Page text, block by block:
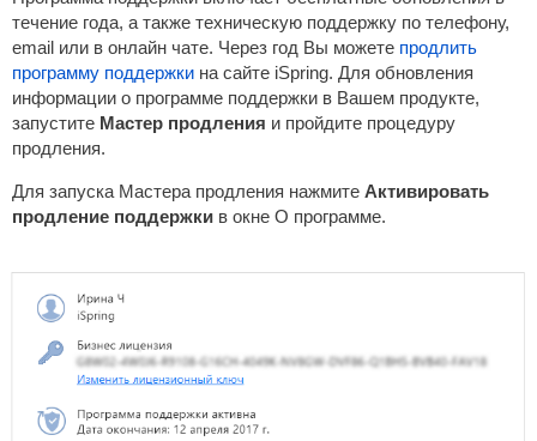
течение года, а также техническую поддержку по телефону,
email или в онлайн чате. Через год Вы можете продлить
программу поддержкина сайте iSpring. Для обновления
информации о программе поддержки в Вашем продукте,
запустите Мастер продления и пройдите процедуру
продления.
Для запуска Мастера продления нажмите Активировать
продление поддержкив окне О программе.